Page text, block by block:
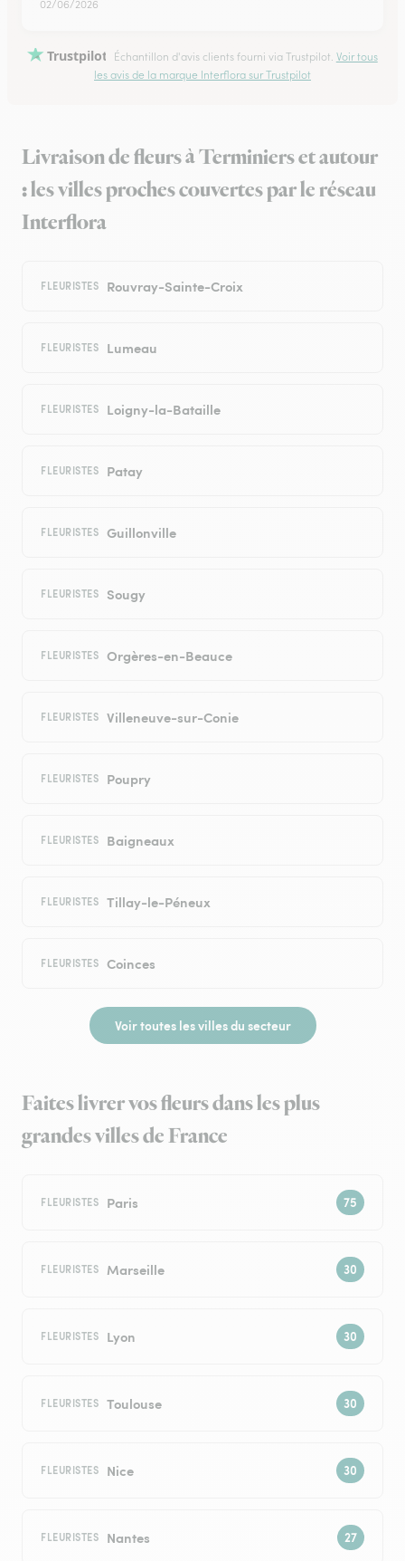
02/06/2026
Trustpilot Échantillon d'avis clients fourni via Trustpilot. Voir tous
les avis de la marque Interflora sur Trustpilot
Livraison de fleurs à Terminiers et autour
: les villes proches couvertes par le réseau
Interflora
FLEURISTES Rouvray-Sainte-Croix
FLEURISTES Lumeau
FLEURISTES Loigny-la-Bataille
FLEURISTES Patay
FLEURISTES Guillonville
FLEURISTES Sougy
FLEURISTES Orgères-en-Beauce
FLEURISTES Villeneuve-sur-Conie
FLEURISTES Poupry
FLEURISTES Baigneaux
FLEURISTES Tillay-le-Péneux
FLEURISTES Coinces
Voir toutes les villes du secteur
Faites livrer vos fleurs dans les plus
grandes villes de France
FLEURISTES Paris
FLEURISTES Marseille
FLEURISTES Lyon
FLEURISTES Toulouse
FLEURISTES Nice
FLEURISTES Nantes